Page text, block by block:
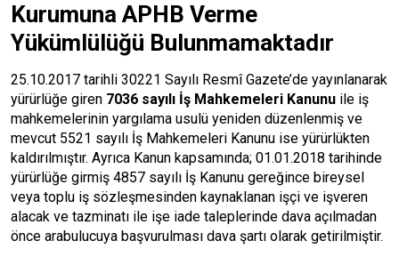
Kurumuna APHB Verme
Yükümlülüğü Bulunmamaktadır
25.10.2017 tarihli 30221 Sayılı Resmî Gazete’de yayınlanarak
yürürlüğe giren 7036 sayılı İş Mahkemeleri Kanunu ile iş
mahkemelerinin yargılama usulü yeniden düzenlenmiş ve
mevcut 5521 sayılı İş Mahkemeleri Kanunu ise yürürlükten
kaldırılmıştır. Ayrıca Kanun kapsamında; 01.01.2018 tarihinde
yürürlüğe girmiş 4857 sayılı İş Kanunu gereğince bireysel
veya toplu iş sözleşmesinden kaynaklanan işçi ve işveren
alacak ve tazminatı ile işe iade taleplerinde dava açılmadan
önce arabulucuya başvurulması dava şartı olarak getirilmiştir.